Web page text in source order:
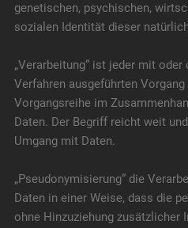
genetischen, psychischen,
sozialen Identität dieser
„Verarbeitung“ ist jeder mit
Verfahren ausgeführten
Vorgangsreihe im
Daten. Der Begriff reicht weit
Umgang mit Daten.
„Pseudonymisierung“ die
Daten in einer Weise, dass die
ohne Hinzuziehung zusätzlicher